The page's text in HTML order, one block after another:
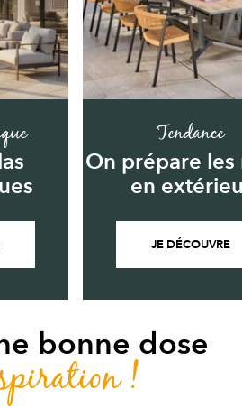
Tendance
On prépare les
en
JE DÉCOUVRE
bonne dose
!